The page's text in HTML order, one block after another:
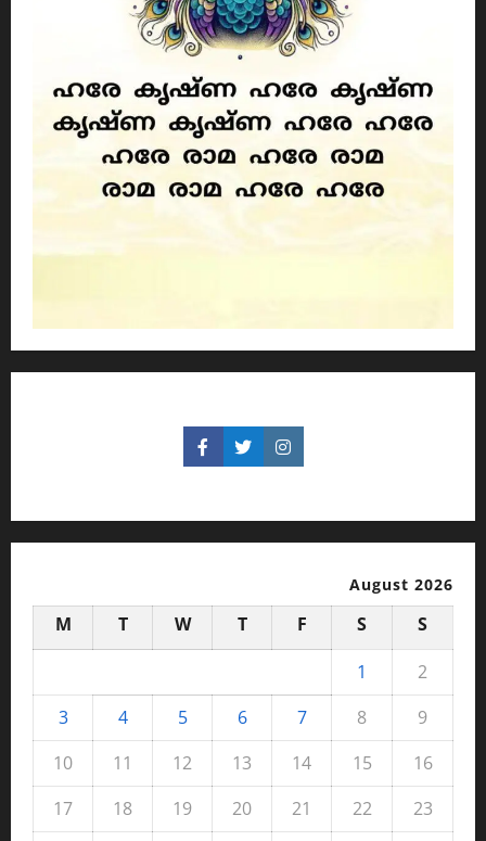
August 2026
M T W T F S
S
1
2
3
4 5 6 7 8
9
10
11 12 13 14 15
16
17
18 19 20 21 22
23